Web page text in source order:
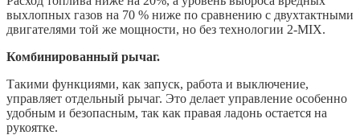
выхлопных газов на 70 % ниже по сравнению с двухтактными
двигателями той же мощности, но без технологии 2-MIX.
Комбинированный рычаг.
Такими функциями, как запуск, работа и выключение,
управляет отдельный рычаг. Это делает управление особенно
удобным и безопасным, так как правая ладонь остается на
рукоятке.